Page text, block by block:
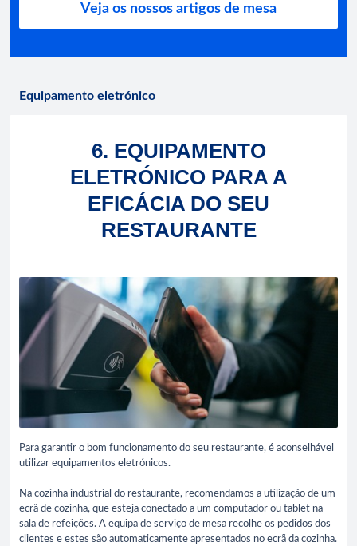
Veja os nossos artigos de mesa
Equipamento eletrónico
6. EQUIPAMENTO
ELETRÓNICO PARA A
EFICÁCIA DO SEU
RESTAURANTE
Para garantir o bom funcionamento do seu restaurante, é aconselhável
utilizar equipamentos eletrónicos.
Na cozinha industrial do restaurante, recomendamos a utilização de um
ecrã de cozinha, que esteja conectado a um computador ou tablet na
sala de refeições. A equipa de serviço de mesa recolhe os pedidos dos
clientes e estes são automaticamente apresentados no ecrã da cozinha.